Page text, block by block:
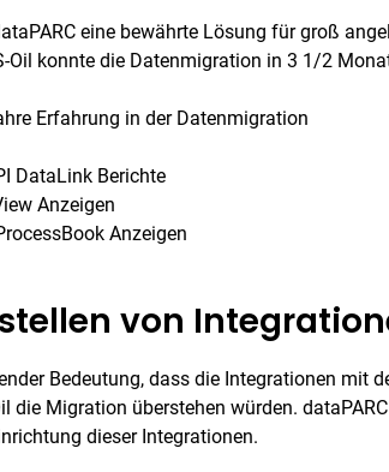
eine bewährte Lösung für groß
Oil konnte die Datenmigration in 3 1/2
Erfahrung in der Datenmigration
DataLink Berichte
Anzeigen
Anzeigen
von
Bedeutung, dass die Integrationen mit
die Migration überstehen würden.
dieser Integrationen.